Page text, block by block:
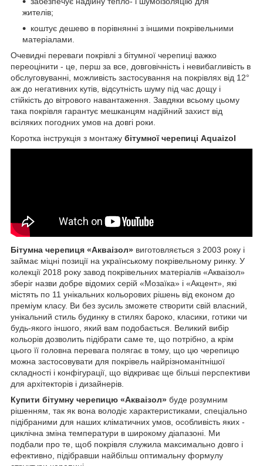
жителів;
коштує дешево в порівнянні з іншими покрівельними
матеріалами.
Очевидні переваги покрівлі з бітумної черепиці важко
переоцінити - це, перш за все, довговічність і невибагливість в
обслуговуванні, можливість застосування на покрівлях від 12°
аж до негативних кутів, відсутність шуму під час дощу і
стійкість до вітрового навантаження. Завдяки всьому цьому
така покрівля гарантує мешканцям надійний захист від
всіляких погодних умов на довгі роки.
Коротка інструкція з монтажу бітумної черепиці Aquaizol
Бітумна черепиця «Акваізол» виготовляється з 2003 року і
займає міцні позиції на українському покрівельному ринку. У
колекції 2018 року завод покрівельних матеріалів «Акваізол»
зберіг назви добре відомих серій «Мозаїка» і «Акцент», які
містять по 11 унікальних кольорових рішень від економ до
преміум класу. Ви без зусиль зможете створити свій власний,
унікальний стиль будинку в стилях бароко, класики, готики чи
будь-якого іншого, який вам подобається. Великий вибір
кольорів дозволить підібрати саме те, що потрібно, а крім
цього її головна перевага полягає в тому, що цю черепицю
можна застосовувати для покрівель найрізноманітнішої
складності і конфігурації, що відкриває ще більші перспективи
для архітекторів і дизайнерів.
Купити бітумну черепицю «Акваізол» буде розумним
рішенням, так як вона володіє характеристиками, спеціально
підібраними для наших кліматичних умов, особливість яких -
циклічна зміна температури в широкому діапазоні. Ми
подбали про те, щоб покрівля служила максимально довго і
ефективно, підібравши найбільш оптимальну формулу